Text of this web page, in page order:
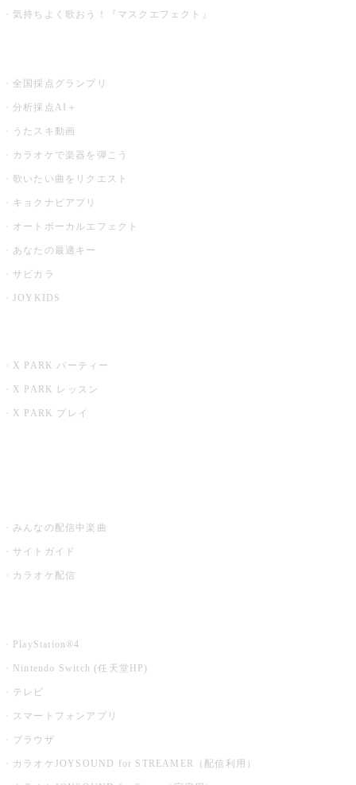
気持ちよく歌おう！『マスクエフェクト』
全国採点グランプリ
分析採点AI＋
うたスキ動画
カラオケで楽器を弾こう
歌いたい曲をリクエスト
キョクナビアプリ
オートボーカルエフェクト
あなたの最適キー
サビカラ
JOYKIDS
X PARK パーティー
X PARK レッスン
X PARK プレイ
みんなの配信中楽曲
サイトガイド
カラオケ配信
PlayStation®4
Nintendo Switch (任天堂HP)
テレビ
スマートフォンアプリ
ブラウザ
カラオケJOYSOUND for STREAMER（配信利用）